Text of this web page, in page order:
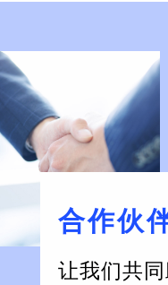
合作伙
让我们共